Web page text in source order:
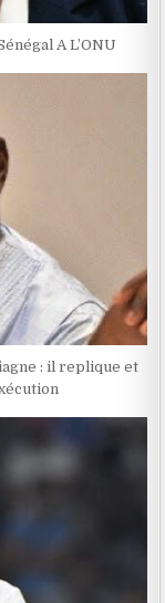
A L’ONU
: il replique et